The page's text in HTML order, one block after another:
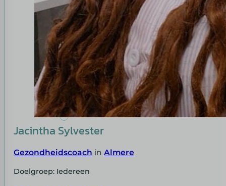
Jacintha Sylvester
Gezondheidscoach inAlmere
Doelgroep: Iedereen